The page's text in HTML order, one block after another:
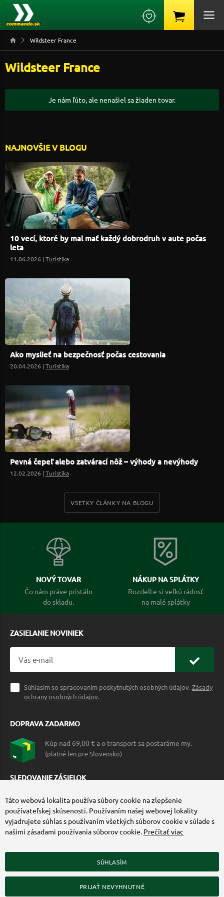
Wildsteer France
Wildsteer France
Je nám ľúto, ale nenašiel sa žiaden tovar.
NAJNOVŠIE V BLOGU
10 vecí, ktoré by mal mať každý dobrodruh v aute počas
leta
11.06.2026 |Turistika
Ako myslieť na bezpečnosť počas cestovania
20.04.2026 |Turistika
Pevná čepeľ alebo zatvárací nôž – výhody a nevýhody
12.02.2026 |Turistika
VSETKY ČLÁNKY NA BLOGU
NOVÝ TOVAR
Čo nám práve pristálo
do skladu.
NÁKUP NA SPLÁTKY
Rozdeľte si veľkú rádosť
na malé splátky
ZASIELANIE NOVINIEK
Súhlasím so spracovaním poskytnutých osobných údajov.Zásady
ochrany osobných údajov.
DOPRAVA ZADARMO
Kúp nad 69,00 € a o transport sa postaráme my.
(platné len pre Slovensko)
SLEDOVANIE ZÁSIELOK
ZÍSKAJTE VIAC O COMMANDO.SK
Táto webová lokalita používa súbory cookie na zlepšenie
používateľskej skúsenosti. Používaním našej webovej lokality
vyjadrujete súhlas s používaním všetkých súborov cookie v súlade s
našimi zásadami používania súborov cookie. Prečítať viac
SÚHLASÍM
PRIJAŤ NEVYHNUTNÉ